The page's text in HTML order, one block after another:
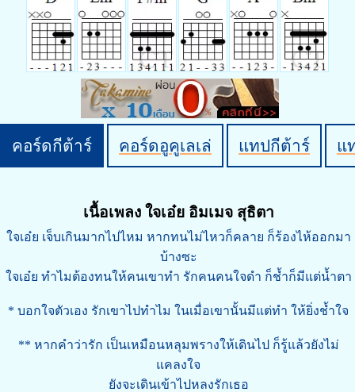
คอร์ดกีต้าร์ คอร์ดอูคูเลเล่ แทปกีต้าร์ แ
เนื้อเพลง ใจเอ๋ย อิมเมจ สุธิตา
ใจเอ๋ย เจ็บเกินมากไปไหม หากทนไม่ไหวก็คลาย ก็ร้องไห้ออกมา
บ้างซะ
ใจเอ๋ย ทำไมต้องทนให้คนเขาทำ รักคนคนใจดำ ก็ช้ำก็มีแต่น้ำตา
* บอกใจตัวเอง รักเขาไปทำไม ในเมื่อเขานั้นมีแต่ทำ ให้ยิ่งช้ำใจ
** หากคำว่ารัก เป็นเหมือนหลุมพรางให้เดินไป ก็รู้แล้วยังไม่
แคลงใจ
ยังจะเดินเข้าไปหลงรักเธอ